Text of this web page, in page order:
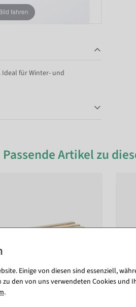
fahren
Ideal für Winter- und
Passende Artikel zu
Einige von diesen sind essenziell,
den von uns verwendeten Cookies und
.